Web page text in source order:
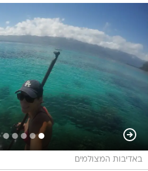
באדיבות המצולמים